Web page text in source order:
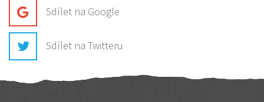
Sdílet na Google
Sdílet na Twitteru